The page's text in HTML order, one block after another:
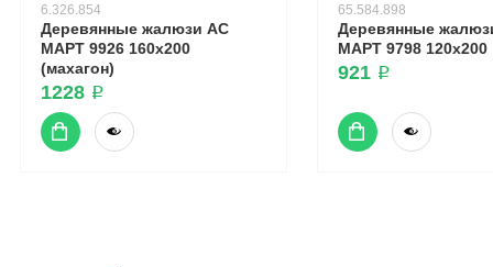
6.326.854
Деревянные жалюзи АС
МАРТ 9926 160x200
(махагон)
1228 ₽
65.584.898
Деревянные
МАРТ 9798 120x200
921 ₽